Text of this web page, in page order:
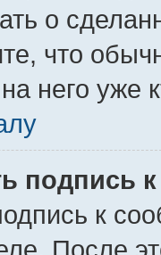
о
что
него уже
подпись
к
После